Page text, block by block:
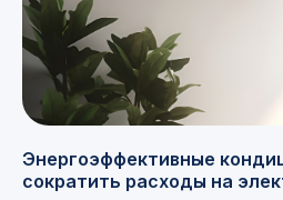
Энергоэффективные
сократить расходы на